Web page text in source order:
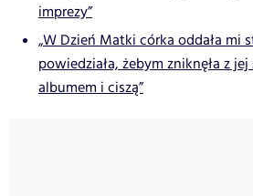
imprezy”
„W Dzień Matki córka oddała mi
powiedziała, żebym zniknęła z
albumem i ciszą”